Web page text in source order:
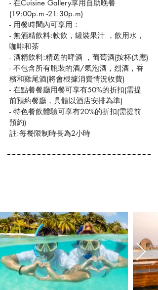
- 在Cuisine Gallery享用自助晚餐
(19:00p.m -21:30p.m)
- 用餐時間內可享用：
- 無酒精飲料:軟飲，罐裝果汁 ，飲用水，
咖啡和茶
- 酒精飲料:精選的啤酒 ，葡萄酒(按杯供應)
- 不包含所有瓶裝的酒/氣泡酒，烈酒，香
檳和雞尾酒(將會根據消費情況收費)
- 在點餐餐廳用餐可享有50%的折扣(需提
前預約餐廳，具體以酒店安排為準)
- 特色餐飲體驗可享有20%的折扣(需提前
預約)
註:每餐限制時長為2小時